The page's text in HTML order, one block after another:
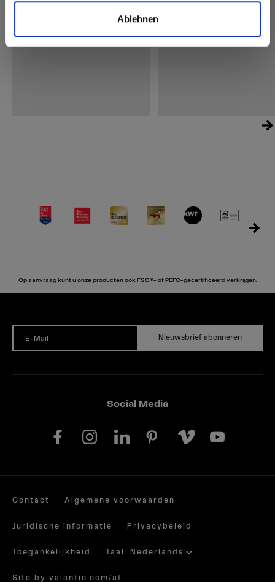
Ablehnen
Op aanvraag kunt u onze producten ook FSC®- of PEFC-gecertificeerd verkrijgen.
E-Mail Nieuwsbrief abonneren
Social Media
Contact Algemene voorwaarden
Juridische informatie Privacybeleid
Toegankelijkheid Taal: Nederlands
Site by valantic.com/at